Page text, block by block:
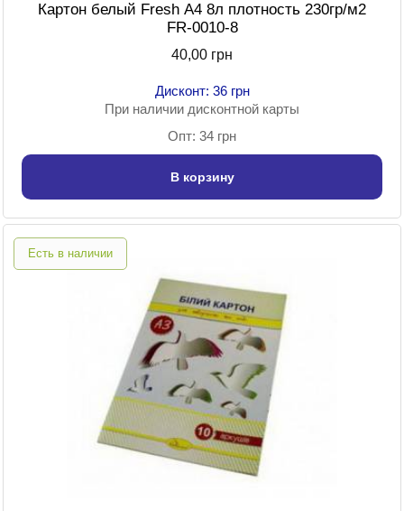
Картон белый Fresh А4 8л плотность 230гр/м2
FR-0010-8
40,00 грн
Дисконт: 36 грн
При наличии дисконтной карты
Опт: 34 грн
В корзину
Есть в наличии